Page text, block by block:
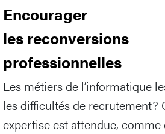
Encourager
les reconversions
professionnelles
Les métiers de l’informatique
les difficultés de recrutement?
expertise est attendue,